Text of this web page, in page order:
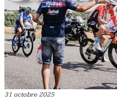
31 octobre 2025